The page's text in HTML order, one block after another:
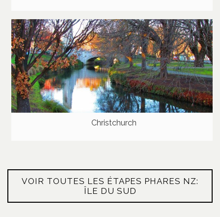
Christchurch
VOIR TOUTES LES ÉTAPES PHARES NZ:
ÎLE DU SUD